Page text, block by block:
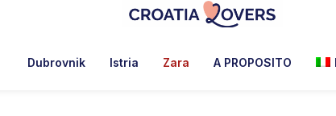
réveiller
Dubrovnik Istria Zara A PROPOSITO